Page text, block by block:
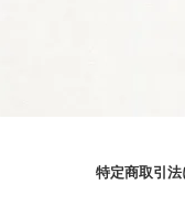
特定商取引